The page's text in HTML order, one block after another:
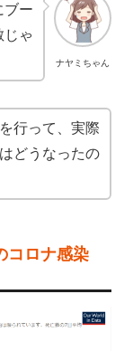
ナヤミちゃん
ブー
じゃ
行って、実際
どうなったの
コロナ感染